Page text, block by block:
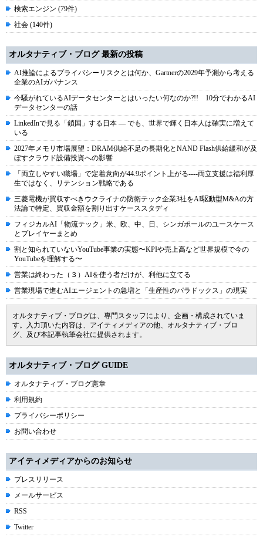
検索エンジン (79件)
社会 (140件)
オルタナティブ・ブログ 最新の投稿
AI推論によるプライバシーリスクとは何か、Gartnerの2029年予測から考える
企業のAIガバナンス
今騒がれているAIデータセンターとはいったい何なのか?!! 10分でわかるAI
データセンターの話
LinkedInで見る「鎖国」する日本 ― でも、世界で輝く日本人は確実に増えて
いる
2027年メモリ市場展望：DRAM供給不足の長期化とNAND Flash供給緩和が及
ぼすクラウド設備投資への影響
「両立しやすい職場」で定着意向が44.9ポイント上がる----両立支援は福利厚
生ではなく、リテンション戦略である
三菱電機が買収すべきウクライナの防衛テック企業3社をAI駆動型M&Aの方
法論で特定、買収金額を割り出すケーススタディ
フィジカルAI「物流テック」米、欧、中、日、シンガポールのユースケース
とプレイヤーまとめ
割と知られていないYouTube事業の実態〜KPIや売上高など世界規模で今の
YouTubeを理解する〜
営業は終わった（３）AIを使う者だけが、利他に立てる
営業現場で進むAIエージェントの急増と「生産性のパラドックス」の現実
オルタナティブ・ブログは、専門スタッフにより、企画・構成されていま
す。入力頂いた内容は、アイティメディアの他、オルタナティブ・ブロ
グ、及び本記事執筆会社に提供されます。
オルタナティブ・ブログ GUIDE
オルタナティブ・ブログ憲章
利用規約
プライバシーポリシー
お問い合わせ
アイティメディアからのお知らせ
プレスリリース
メールサービス
RSS
Twitter